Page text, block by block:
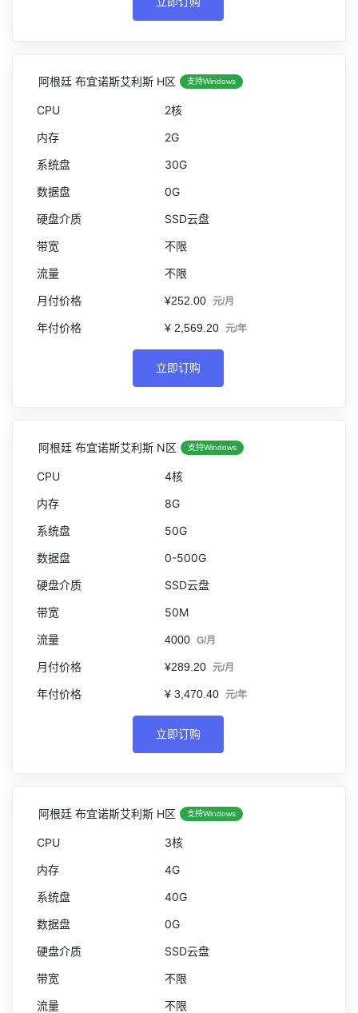
阿根廷 布宜诺斯艾利斯 H区 支持Windows
2核
2G
30G
0G
SSD云盘
不限
不限
¥252.00 元/月
¥ 2,569.20 元/年
立即订购
阿根廷 布宜诺斯艾利斯 N区 支持Windows
4核
8G
50G
0-500G
SSD云盘
50M
4000 G/月
¥289.20 元/月
¥ 3,470.40 元/年
立即订购
阿根廷 布宜诺斯艾利斯 H区 支持Windows
3核
4G
40G
0G
SSD云盘
不限
不限